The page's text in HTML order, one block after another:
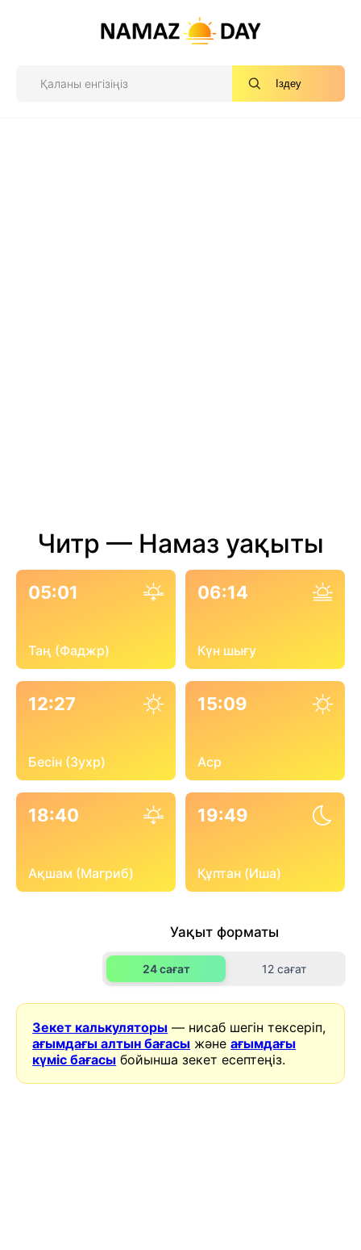
Іздеу
Читр — Намаз уақыты
05:01
Таң (Фаджр)
06:14
Күн шығу
12:27
Бесін (Зухр)
15:09
Аср
18:40
Ақшам (Магриб)
19:49
Құптан (Иша)
Уақыт форматы
24 сағат 12 сағат
Зекет калькуляторы — нисаб шегін тексеріп,
ағымдағы алтын бағасы жәнеағымдағы
күміс бағасы бойынша зекет есептеңіз.